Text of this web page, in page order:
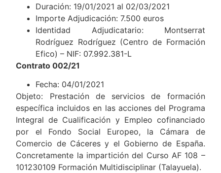
Duración: 19/01/2021 al 02/03/2021
Importe Adjudicación: 7.500 euros
Identidad Adjudicatario: Montserrat
Rodríguez Rodríguez (Centro de Formación
Efico) – NIF: 07.992.381-L
Contrato 002/21
Fecha: 04/01/2021
Objeto: Prestación de servicios de formación
específica incluidos en las acciones del Programa
Integral de Cualificación y Empleo cofinanciado
por el Fondo Social Europeo, la Cámara de
Comercio de Cáceres y el Gobierno de España.
Concretamente la impartición del Curso AF 108 –
101230109 Formación Multidisciplinar (Talayuela).